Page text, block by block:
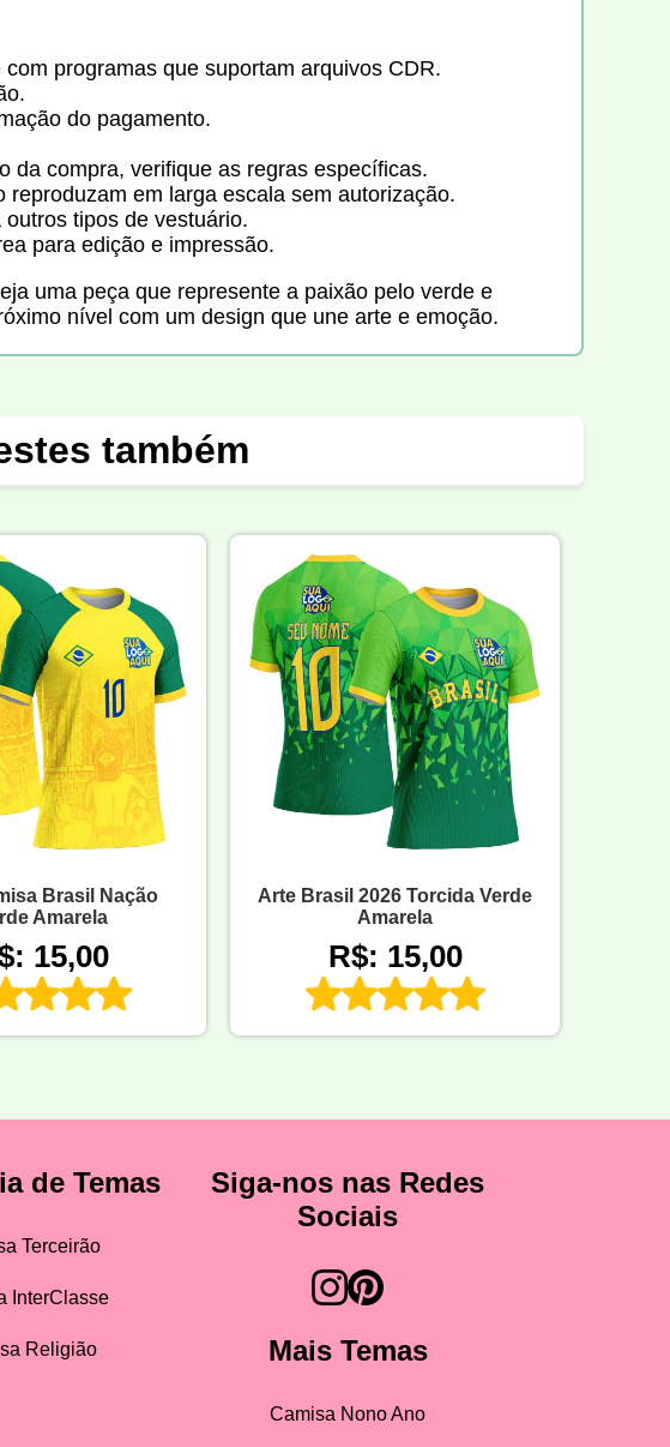
programas que suportam arquivos CDR.
do pagamento.
da compra, verifique as regras específicas.
em larga escala sem autorização.
tipos de vestuário.
para edição e impressão.
uma peça que represente a paixão pelo verde e
nível com um design que une arte e emoção.
também
Brasil Nação
Amarela
15,00
Arte Brasil 2026 Torcida Verde
Amarela
R$: 15,00
de Temas
Terceirão
InterClasse
Religião
Siga-nos nas Redes
Sociais
Mais Temas
Camisa Nono Ano